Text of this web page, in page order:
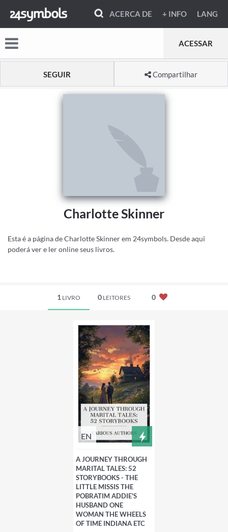
ACERCA DE + INFO LANG
ACESSAR
SEGUIR Compartilhar
Charlotte Skinner
Esta é a página de Charlotte Skinner em 24symbols. Desde aqui
poderá ver e ler online seus livros.
1 LIVRO 0 LEITORES 0
EN
A JOURNEY THROUGH
MARITAL TALES: 52
STORYBOOKS - THE
LITTLE MISSIS THE
POBRATIM ADDIE'S
HUSBAND ONE
WOMAN THE WHEELS
OF TIME INDIANA ETC